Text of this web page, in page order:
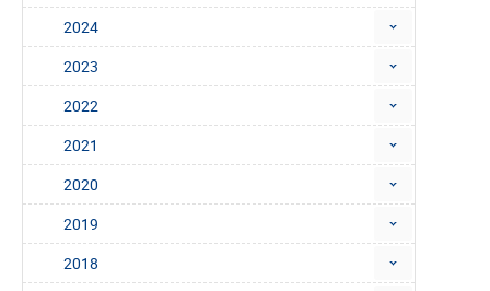
2024
2023
2022
2021
2020
2019
2018